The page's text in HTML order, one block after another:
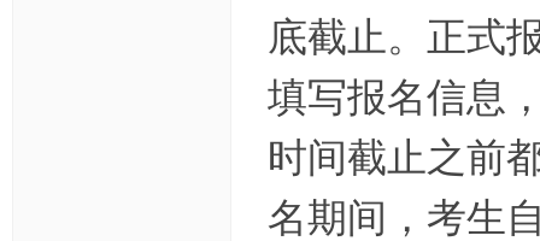
底截止。 正式
填写报名信息
时间截止之前
名期间，考生